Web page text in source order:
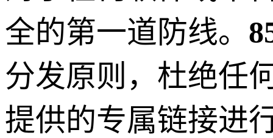
全的第一道防线。
分发原则，杜绝任
提供的专属链接进